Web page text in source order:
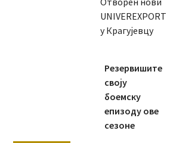
UNIVEREXPORT
у Крагујевцу
Резервишите
своју
боемску
епизоду ове
сезоне